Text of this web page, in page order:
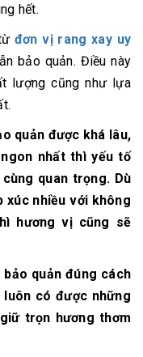
hết.
đơn vị rang xay uy
bảo quản. Điều này
lượng cũng như lựa
quản được khá lâu,
nhất thì yếu tố
quan trọng. Dù
xúc nhiều với không
hương vị cũng sẽ
quản đúng cách
có được những
trọn hương thơm